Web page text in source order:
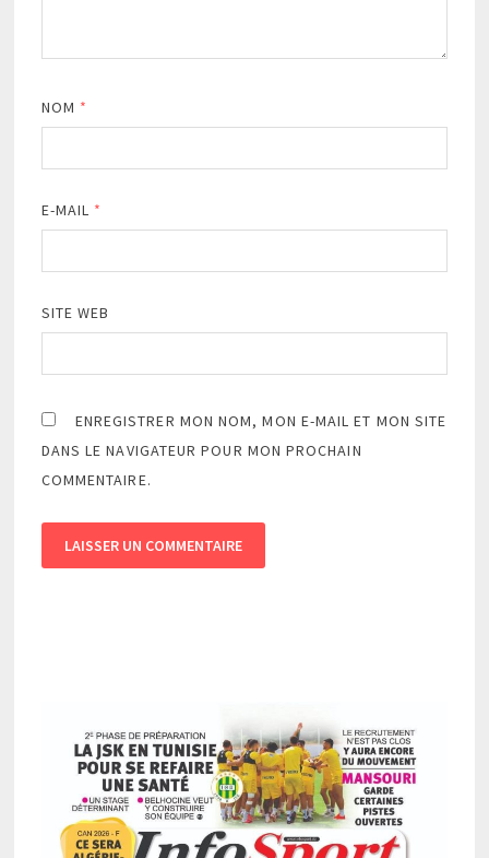
NOM *
E-MAIL *
SITE WEB
ENREGISTRER MON NOM, MON E-MAIL ET MON SITE
DANS LE NAVIGATEUR POUR MON PROCHAIN
COMMENTAIRE.